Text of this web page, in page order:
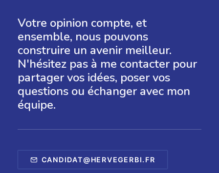
Votre opinion compte, et
ensemble, nous pouvons
construire un avenir meilleur.
N'hésitez pas à me contacter pour
partager vos idées, poser vos
questions ou échanger avec mon
équipe.
CANDIDAT@HERVEGERBI.FR